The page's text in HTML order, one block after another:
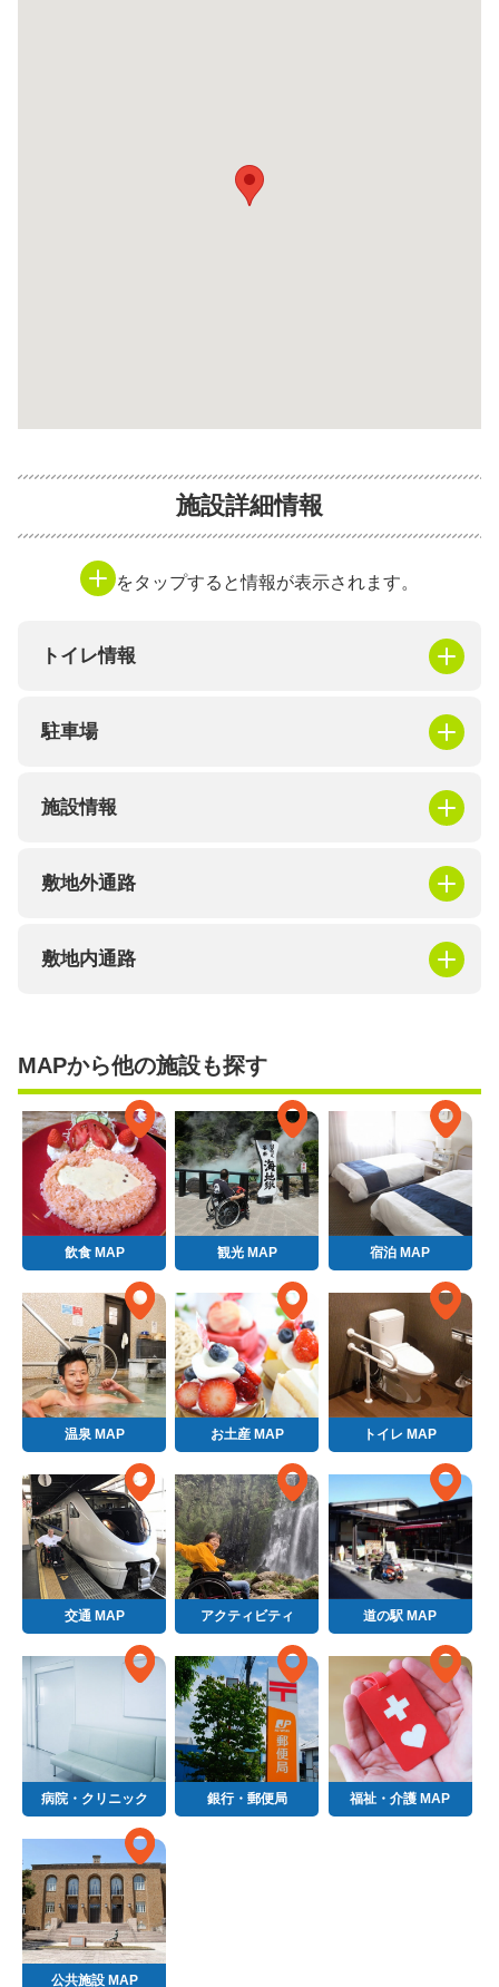
施設詳細情報
をタップすると情報が表示されます。
トイレ情報
駐車場
施設情報
敷地外通路
敷地内通路
MAPから他の施設も探す
飲食 MAP 観光 MAP 宿泊 MAP
温泉 MAP お土産 MAP トイレ MAP
交通 MAP アクティビティ 道の駅 MAP
病院・クリニック 銀行・郵便局 福祉・介護 MAP
公共施設 MAP